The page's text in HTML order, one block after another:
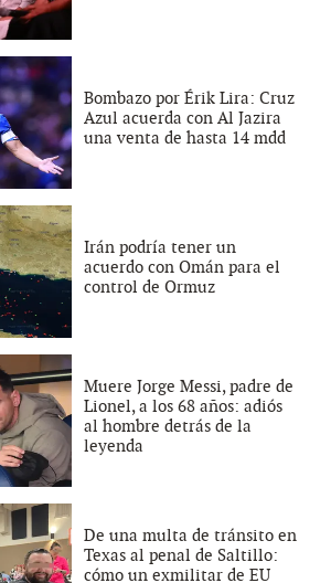
Bombazo por Érik Lira: Cruz
Azul acuerda con Al Jazira
una venta de hasta 14 mdd
Irán podría tener un
acuerdo con Omán para el
control de Ormuz
Muere Jorge Messi, padre de
Lionel, a los 68 años: adiós
al hombre detrás de la
leyenda
De una multa de tránsito en
Texas al penal de Saltillo:
cómo un exmilitar de EU